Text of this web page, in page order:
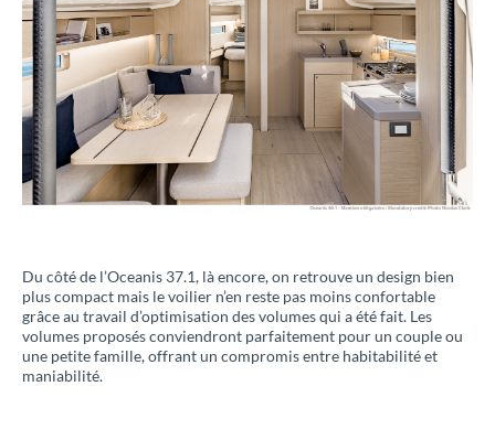
Du côté de l’Oceanis 37.1, là encore, on retrouve un design bien
plus compact mais le voilier n’en reste pas moins confortable
grâce au travail d’optimisation des volumes qui a été fait. Les
volumes proposés conviendront parfaitement pour un couple ou
une petite famille, offrant un compromis entre habitabilité et
maniabilité.